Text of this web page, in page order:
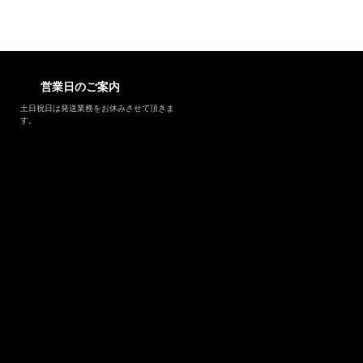
営業日のご案内
土日祝日は発送業務をお休みさせて頂きま
す。